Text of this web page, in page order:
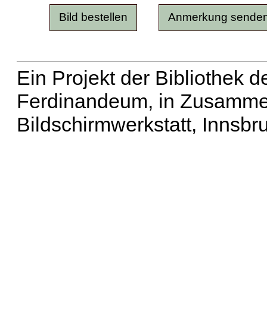
Ein Projekt der Bibliothek
Ferdinandeum, in
Bildschirmwerkstatt,